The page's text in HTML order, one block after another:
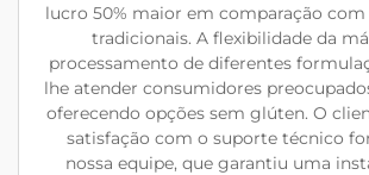
lucro 50% maior em comparação
tradicionais. A flexibilidade da
processamento de diferentes
lhe atender consumidores
oferecendo opções sem glúten. O
satisfação com o suporte técnico
nossa equipe, que garantiu uma